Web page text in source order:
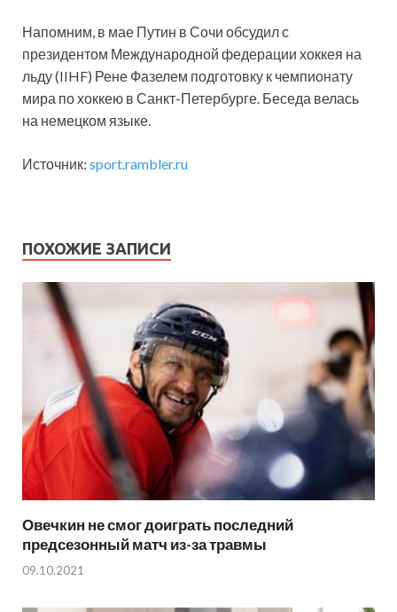
Напомним, в мае Путин в Сочи обсудил с
президентом Международной федерации хоккея на
льду (IIHF) Рене Фазелем подготовку к чемпионату
мира по хоккею в Санкт-Петербурге. Беседа велась
на немецком языке.
Источник: sport.rambler.ru
ПОХОЖИЕ ЗАПИСИ
Овечкин не смог доиграть последний
предсезонный матч из-за травмы
09.10.2021